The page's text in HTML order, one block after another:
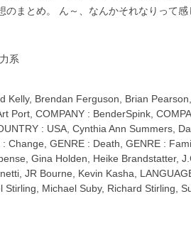
まとめ。 ん～、なんかそれなりって感
系
Kelly, Brendan Ferguson Brian Pearson
Port ,COMPANY : BenderSpink ,
: USA ,Cynthia Ann Summers
: Change ,GENRE : Death ,GENRE :
,Gina Holden Heike Brandstatter,
,JR Bourne Kevin Kasha
Stirling Michael Suby, Richard Stirling